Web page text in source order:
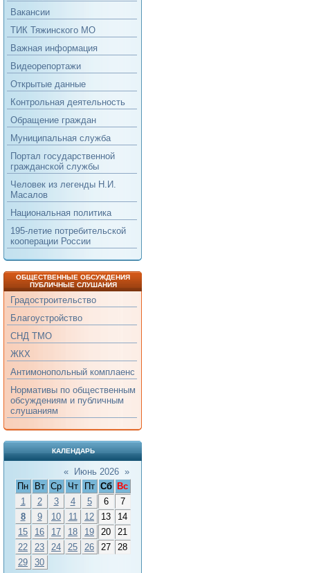
Вакансии
ТИК Тяжинского МО
Важная информация
Видеорепортажи
Открытые данные
Контрольная деятельность
Обращение граждан
Муниципальная служба
Портал государственной
гражданской службы
Человек из легенды Н.И.
Масалов
Национальная политика
195-летие потребительской
кооперации России
ОБЩЕСТВЕННЫЕ ОБСУЖДЕНИЯ
ПУБЛИЧНЫЕ СЛУШАНИЯ
Градостроительство
Благоустройство
СНД ТМО
ЖКХ
Антимонопольный комплаенс
Нормативы по общественным
обсуждениям и публичным
слушаниям
КАЛЕНДАРЬ
« Июнь 2026 »
Пн
Вт Ср Чт Пт Сб
Вс
1
2 3 4 5 6
7
8
9 10 11 12 13
14
15
16 17 18 19 20
21
22
23 24 25 26 27
28
29
30